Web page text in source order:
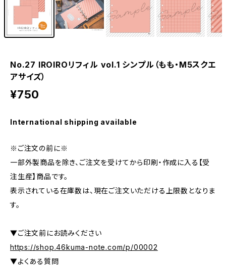
No.27 IROIROリフィル vol.1 シンプル（もも・M5スクエ
アサイズ）
¥750
International shipping available
※ご注文の前に※
一部外製商品を除き、ご注文を受けてから印刷・作成に入る【受
注生産】商品です。
表示されている在庫数は、現在ご注文いただける上限数となりま
す。
▼ご注文前にお読みください
https://shop.46kuma-note.com/p/00002
▼よくある質問